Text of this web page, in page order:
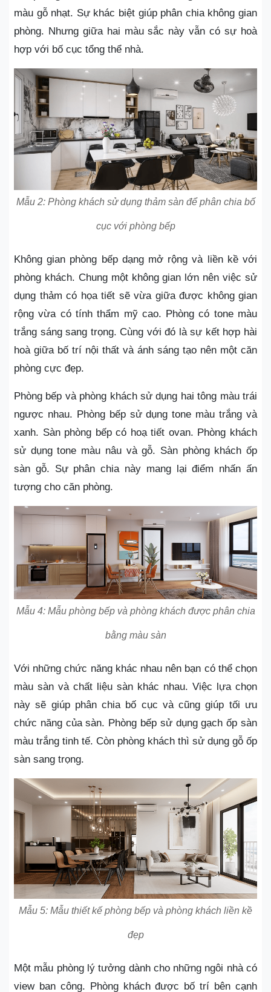
màu gỗ nhạt. Sự khác biệt giúp phân chia không gian
phòng. Nhưng giữa hai màu sắc này vẫn có sự hoà
hợp với bố cục tổng thể nhà.
Mẫu 2: Phòng khách sử dụng thảm sàn để phân chia bố
cục với phòng bếp
Không gian phòng bếp dạng mở rộng và liền kề với
phòng khách. Chung một không gian lớn nên việc sử
dụng thảm có họa tiết sẽ vừa giữa được không gian
rộng vừa có tính thẩm mỹ cao. Phòng có tone màu
trắng sáng sang trọng. Cùng với đó là sự kết hợp hài
hoà giữa bố trí nội thất và ánh sáng tạo nên một căn
phòng cực đẹp.
Phòng bếp và phòng khách sử dụng hai tông màu trái
ngược nhau. Phòng bếp sử dụng tone màu trắng và
xanh. Sàn phòng bếp có hoạ tiết ovan. Phòng khách
sử dụng tone màu nâu và gỗ. Sàn phòng khách ốp
sàn gỗ. Sự phân chia này mang lại điểm nhấn ấn
tượng cho căn phòng.
Mẫu 4: Mẫu phòng bếp và phòng khách được phân chia
bằng màu sàn
Với những chức năng khác nhau nên bạn có thể chọn
màu sàn và chất liệu sàn khác nhau. Việc lựa chọn
này sẽ giúp phân chia bố cục và cũng giúp tối ưu
chức năng của sàn. Phòng bếp sử dụng gạch ốp sàn
màu trắng tinh tế. Còn phòng khách thì sử dụng gỗ ốp
sàn sang trọng.
Mẫu 5: Mẫu thiết kế phòng bếp và phòng khách liền kề
đẹp
Một mẫu phòng lý tưởng dành cho những ngôi nhà có
view ban công. Phòng khách được bố trí bên cạnh